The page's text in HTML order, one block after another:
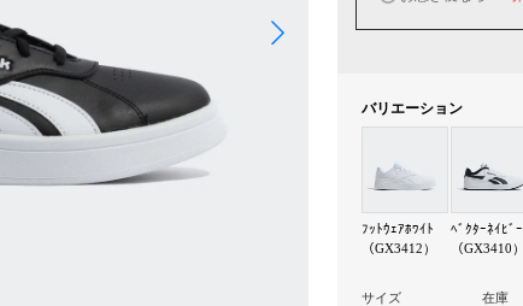
バリエーション
ﾌｯﾄｳｪｱﾎﾜｲﾄ
（GX3412）
ﾍﾞｸﾀｰﾈｲﾋﾞｰ
（GX3410）
サイズ 在庫